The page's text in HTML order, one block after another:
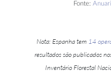
Fonte:
Nota: Espanha tem 14
resultados são publicados
Inventário Florestal